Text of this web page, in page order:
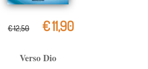
€ 12,50 € 11,90
Verso Dio